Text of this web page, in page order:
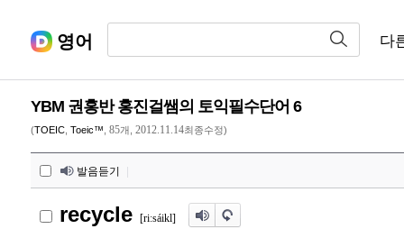
영어 다
YBM 권홍반 홍진걸쌤의 토익필수단어 6
(TOEIC Toeic™ 85개, 2012.11.14최종수정)
발음듣기
recycle [riːsáikl]